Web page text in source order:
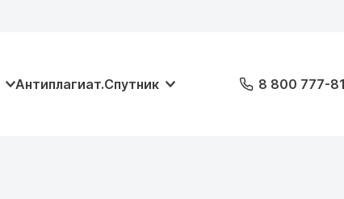
Антиплагиат.Спутник 8 800 777-